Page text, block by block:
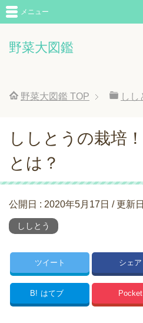
野菜大図鑑
メニュー
野菜大図鑑 TOP しし
ししとうの栽培
とは？
公開日 : 2020年5月17日 / 更新
ししとう
ツイート シェア
B! はてブ Pocket